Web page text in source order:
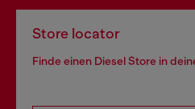
Store locator
Finde einen Diesel Store in